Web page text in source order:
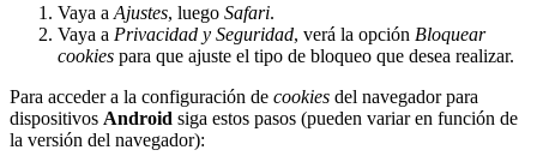
Vaya a Ajustes, luego Safari.
Vaya a Privacidad y Seguridad, verá la opción Bloquear
cookies para que ajuste el tipo de bloqueo que desea realizar.
Para acceder a la configuración de cookies del navegador para
dispositivos Android siga estos pasos (pueden variar en función de
la versión del navegador):